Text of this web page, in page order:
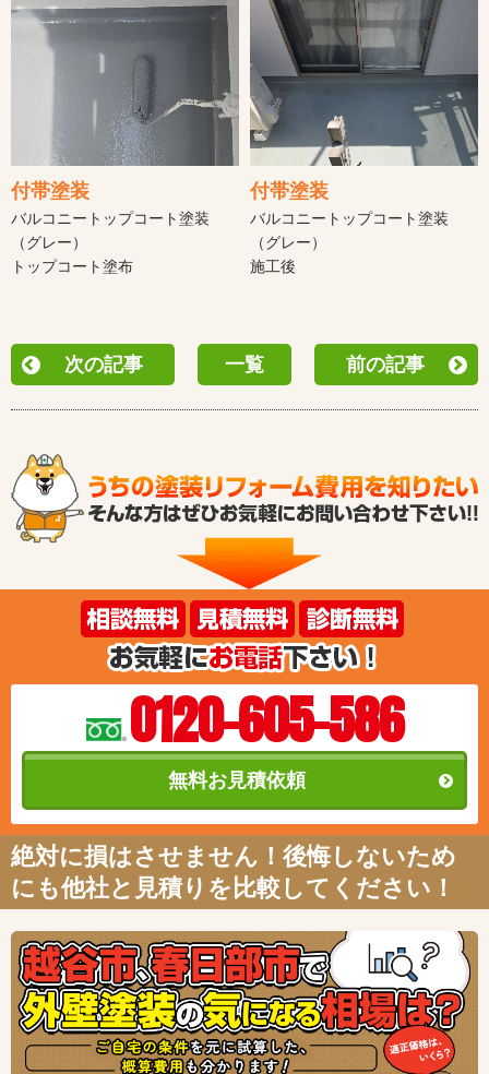
付帯塗装
バルコニートップコート塗装
（グレー）
トップコート塗布
付帯塗装
バルコニートップコート塗装
（グレー）
施工後
次の記事 一覧 前の記事
0120-605-586
無料お見積依頼
絶対に損はさせません！後悔しないため
にも他社と見積りを比較してください！